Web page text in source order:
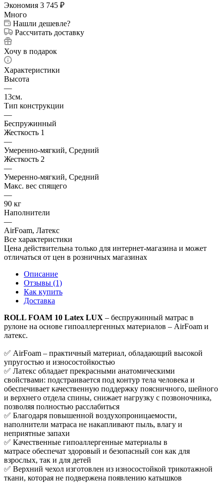
Экономия 3 745 ₽
Много
Нашли дешевле?
Рассчитать доставку
Хочу в подарок
Характеристики
Высота
—
13см.
Тип конструкции
—
Беспружинный
Жесткость 1
—
Умеренно-мягкий, Средний
Жесткость 2
—
Умеренно-мягкий, Средний
Макс. вес спящего
—
90 кг
Наполнители
—
AirFoam, Латекс
Все характеристики
Цена действительна только для интернет-магазина и может
отличаться от цен в розничных магазинах
Описание
Отзывы (1)
Как купить
Доставка
ROLL FOAM 10 Latex LUX – беспружинный матрас в
рулоне на основе гипоаллергенных материалов – AirFoam и
латекс.
✅ AirFoam – практичный материал, обладающий высокой
упругостью и износостойкостью
✅ Латекс обладает прекрасными анатомическими
свойствами: подстраивается под контур тела человека и
обеспечивает качественную поддержку поясничного, шейного
и верхнего отдела спины, снижает нагрузку с позвоночника,
позволяя полностью расслабиться
✅ Благодаря повышенной воздухопроницаемости,
наполнители матраса не накапливают пыль, влагу и
неприятные запахи
✅ Качественные гипоаллергенные материалы в
матрасе обеспечат здоровый и безопасный сон как для
взрослых, так и для детей
✅ Верхний чехол изготовлен из износостойкой трикотажной
ткани, которая не подвержена появлению катышков